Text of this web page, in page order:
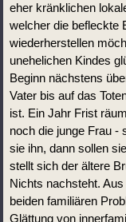
eher kränklichen
welcher die befleckte
wiederherstellen
unehelichen Kindes
Beginn nächstens
Vater bis auf das
ist. Ein Jahr Frist
noch die junge Frau -
sie ihn, dann sollen
stellt sich der ältere
Nichts nachsteht.
beiden familiären
Glättung von